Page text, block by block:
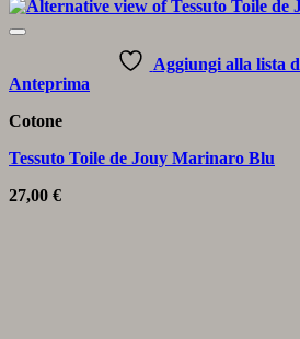
Aggiungi alla lista
Anteprima
Cotone
Tessuto Toile de Jouy Marinaro Blu
27,00 €